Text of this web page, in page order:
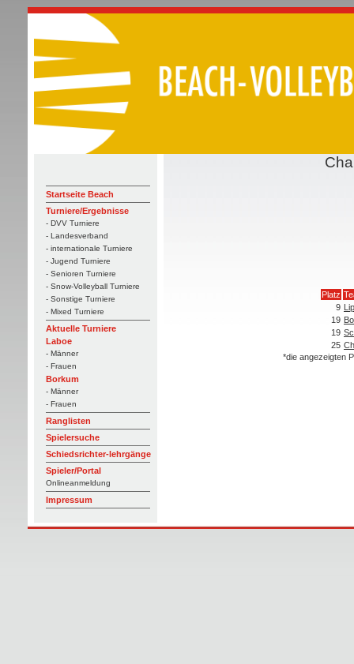
Startseite Beach
Turniere/Ergebnisse
- DVV Turniere
- Landesverband
- internationale Turniere
- Jugend Turniere
- Senioren Turniere
- Snow-Volleyball Turniere
- Sonstige Turniere
- Mixed Turniere
Aktuelle Turniere
Laboe
- Männer
- Frauen
Borkum
- Männer
- Frauen
Ranglisten
Spielersuche
Schiedsrichter-lehrgänge
Spieler/Portal
Onlineanmeldung
Impressum
Platz
9
19
19
25
*die angezeigten